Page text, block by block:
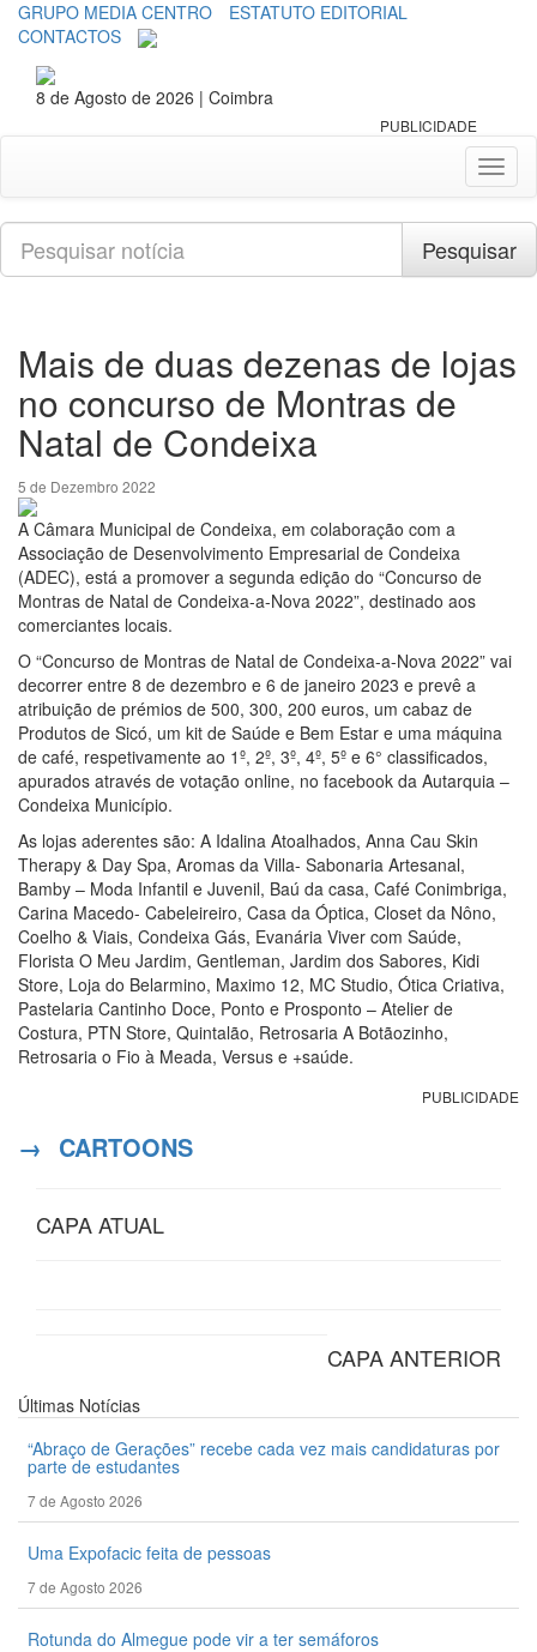
GRUPO MEDIA CENTRO
ESTATUTO EDITORIAL
CONTACTOS
8 de Agosto de 2026 | Coimbra
PUBLICIDADE
Pesquisar
Pesquisar
Mais de duas dezenas de lojas
no concurso de Montras de
Natal de Condeixa
5 de Dezembro 2022
A Câmara Municipal de Condeixa, em colaboração com a
Associação de Desenvolvimento Empresarial de Condeixa
(ADEC), está a promover a segunda edição do “Concurso de
Montras de Natal de Condeixa-a-Nova 2022”, destinado aos
comerciantes locais.
O “Concurso de Montras de Natal de Condeixa-a-Nova 2022” vai
decorrer entre 8 de dezembro e 6 de janeiro 2023 e prevê a
atribuição de prémios de 500, 300, 200 euros, um cabaz de
Produtos de Sicó, um kit de Saúde e Bem Estar e uma máquina
de café, respetivamente ao 1º, 2º, 3º, 4º, 5º e 6° classificados,
apurados através de votação online, no facebook da Autarquia –
Condeixa Município.
As lojas aderentes são: A Idalina Atoalhados, Anna Cau Skin
Therapy & Day Spa, Aromas da Villa- Sabonaria Artesanal,
Bamby – Moda Infantil e Juvenil, Baú da casa, Café Conimbriga,
Carina Macedo- Cabeleireiro, Casa da Óptica, Closet da Nôno,
Coelho & Viais, Condeixa Gás, Evanária Viver com Saúde,
Florista O Meu Jardim, Gentleman, Jardim dos Sabores, Kidi
Store, Loja do Belarmino, Maximo 12, MC Studio, Ótica Criativa,
Pastelaria Cantinho Doce, Ponto e Prosponto – Atelier de
Costura, PTN Store, Quintalão, Retrosaria A Botãozinho,
Retrosaria o Fio à Meada, Versus e +saúde.
PUBLICIDADE
→ CARTOONS
CAPA ATUAL
CAPA ANTERIOR
Últimas Notícias
“Abraço de Gerações” recebe cada vez mais candidaturas por
parte de estudantes
7 de Agosto 2026
Uma Expofacic feita de pessoas
7 de Agosto 2026
Rotunda do Almegue pode vir a ter semáforos